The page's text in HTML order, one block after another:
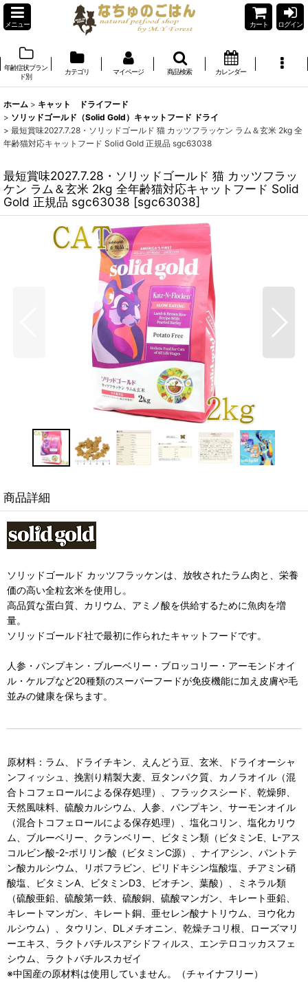
メニュー カート ログイン
年齢症状ブラン
ド別
カテゴリ マイページ 商品検索 カレンダー
ホーム > キャット ドライフード
> ソリッドゴールド（Solid Gold）キャットフード ドライ
> 最短賞味2027.7.28・ソリッドゴールド 猫 カッツフラッケン ラム＆玄米 2kg 全
年齢猫対応キャットフード Solid Gold 正規品 sgc63038
最短賞味2027.7.28・ソリッドゴールド 猫 カッツフラッ
ケン ラム＆玄米 2kg 全年齢猫対応キャットフード Solid
Gold 正規品 sgc63038 [sgc63038]
商品詳細
ソリッドゴールド カッツフラッケンは、放牧されたラム肉と、栄養
価の高い全粒玄米を使用し。
高品質な蛋白質、カリウム、アミノ酸を供給するために魚肉を増
量。
ソリッドゴールド社で最初に作られたキャットフードです。
人参・パンプキン・ブルーベリー・ブロッコリー・アーモンドオイ
ル・ケルプなど20種類のスーパーフードが免疫機能に加え皮膚や毛
並みの健康を保ちます。
原材料：ラム、ドライチキン、えんどう豆、玄米、ドライオーシャ
ンフィッシュ、挽割り精製大麦、豆タンパク質、カノラオイル（混
合トコフェロールによる保存処理）、フラックスシード、乾燥卵、
天然風味料、硫酸カルシウム、人参、パンプキン、サーモンオイル
（混合トコフェロールによる保存処理）、塩化コリン、塩化カリウ
ム、ブルーベリー、クランベリー、ビタミン類（ビタミンE、L-アス
コルビン酸-2-ポリリン酸（ビタミンC源）、ナイアシン、パントテ
ン酸カルシウム、リボフラビン、ピリドキシン塩酸塩、チアミン硝
酸塩、ビタミンA、ビタミンD3、ビオチン、葉酸）、ミネラル類
（硫酸亜鉛、硫酸第一鉄、硫酸銅、硫酸マンガン、キレート亜鉛、
キレートマンガン、キレート銅、亜セレン酸ナトリウム、ヨウ化カ
ルシウム）、タウリン、DLメチオニン、乾燥チコリ根、ローズマリ
ーエキス、ラクトバチルスアシドフィルス、エンテロコッカスフェ
シウム、ラクトバチルスカゼイ
※中国産の原材料は使用していません。（チャイナフリー）